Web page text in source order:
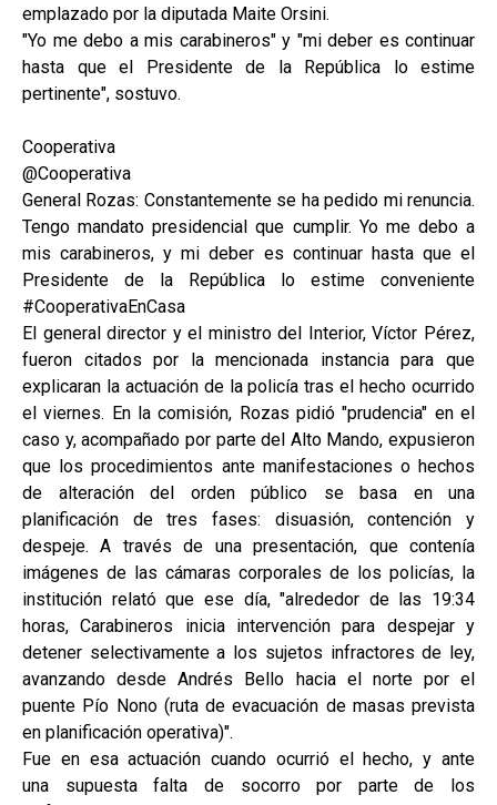
emplazado por la diputada Maite Orsini.
"Yo me debo a mis carabineros" y "mi deber es continuar
hasta que el Presidente de la República lo estime
pertinente", sostuvo.
Cooperativa
@Cooperativa
General Rozas: Constantemente se ha pedido mi renuncia.
Tengo mandato presidencial que cumplir. Yo me debo a
mis carabineros, y mi deber es continuar hasta que el
Presidente de la República lo estime conveniente
#CooperativaEnCasa
El general director y el ministro del Interior, Víctor Pérez,
fueron citados por la mencionada instancia para que
explicaran la actuación de la policía tras el hecho ocurrido
el viernes. En la comisión, Rozas pidió "prudencia" en el
caso y, acompañado por parte del Alto Mando, expusieron
que los procedimientos ante manifestaciones o hechos
de alteración del orden público se basa en una
planificación de tres fases: disuasión, contención y
despeje. A través de una presentación, que contenía
imágenes de las cámaras corporales de los policías, la
institución relató que ese día, "alrededor de las 19:34
horas, Carabineros inicia intervención para despejar y
detener selectivamente a los sujetos infractores de ley,
avanzando desde Andrés Bello hacia el norte por el
puente Pío Nono (ruta de evacuación de masas prevista
en planificación operativa)".
Fue en esa actuación cuando ocurrió el hecho, y ante
una supuesta falta de socorro por parte de los